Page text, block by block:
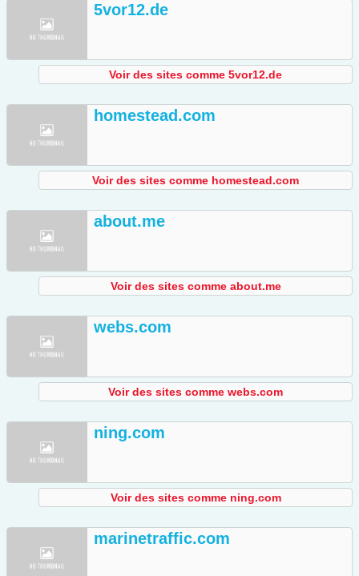
5vor12.de
Voir des sites comme 5vor12.de
homestead.com
Voir des sites comme homestead.com
about.me
Voir des sites comme about.me
webs.com
Voir des sites comme webs.com
ning.com
Voir des sites comme ning.com
marinetraffic.com